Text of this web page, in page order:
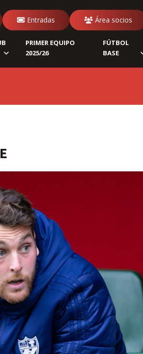
Entradas Área socios
PRIMER EQUIPO
2025/26
FÚTBOL
BASE